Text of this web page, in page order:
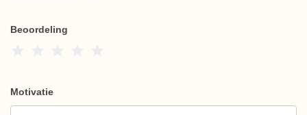
Beoordeling
Motivatie